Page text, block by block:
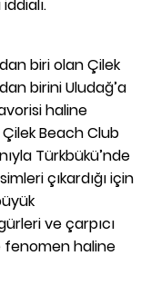
biri olan Çilek
birini Uludağ’a
haline
Beach Club
Türkbükü’nde
çıkardığı için
ve çarpıcı
fenomen haline